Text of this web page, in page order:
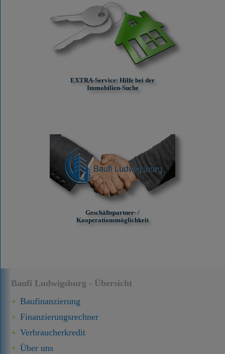
Baufi Ludwigsburg - Übersicht
Baufinanzierung
Finanzierungsrechner
Verbraucherkredit
Über uns
EXTRA-Service: Hilfe bei der
Immobilien-Suche
Geschäftspartner- /
Kooperationsmöglichkeit